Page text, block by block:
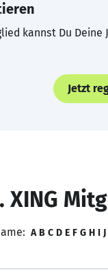
kannst Du
Jetzt
XING
A B C D E F G H I J